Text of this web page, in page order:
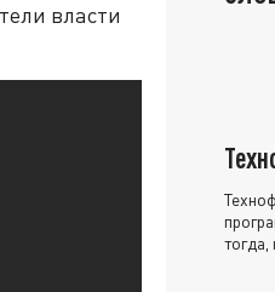
власти
тогда,